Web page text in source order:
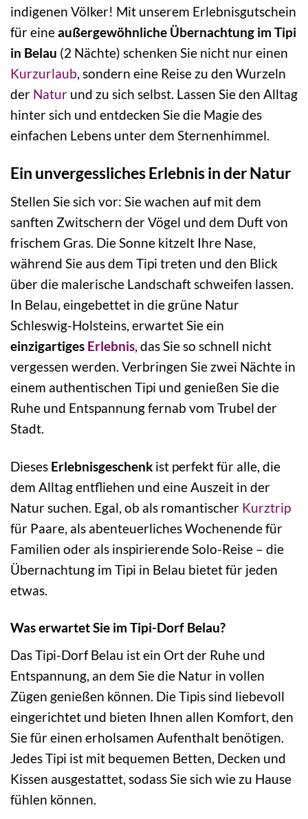
indigenen Völker! Mit unserem Erlebnisgutschein
für eineaußergewöhnliche Übernachtung im Tipi
in Belau (2 Nächte) schenken Sie nicht nur einen
Kurzurlaub, sondern eine Reise zu den Wurzeln
der Natur und zu sich selbst. Lassen Sie den Alltag
hinter sich und entdecken Sie die Magie des
einfachen Lebens unter dem Sternenhimmel.
Ein unvergessliches Erlebnis in der Natur
Stellen Sie sich vor: Sie wachen auf mit dem
sanften Zwitschern der Vögel und dem Duft von
frischem Gras. Die Sonne kitzelt Ihre Nase,
während Sie aus dem Tipi treten und den Blick
über die malerische Landschaft schweifen lassen.
In Belau, eingebettet in die grüne Natur
Schleswig-Holsteins, erwartet Sie ein
einzigartiges Erlebnis , das Sie so schnell nicht
vergessen werden. Verbringen Sie zwei Nächte in
einem authentischen Tipi und genießen Sie die
Ruhe und Entspannung fernab vom Trubel der
Stadt.
Dieses Erlebnisgeschenk ist perfekt für alle, die
dem Alltag entfliehen und eine Auszeit in der
Natur suchen. Egal, ob als romantischer Kurztrip
für Paare, als abenteuerliches Wochenende für
Familien oder als inspirierende Solo-Reise – die
Übernachtung im Tipi in Belau bietet für jeden
etwas.
Was erwartet Sie im Tipi-Dorf Belau?
Das Tipi-Dorf Belau ist ein Ort der Ruhe und
Entspannung, an dem Sie die Natur in vollen
Zügen genießen können. Die Tipis sind liebevoll
eingerichtet und bieten Ihnen allen Komfort, den
Sie für einen erholsamen Aufenthalt benötigen.
Jedes Tipi ist mit bequemen Betten, Decken und
Kissen ausgestattet, sodass Sie sich wie zu Hause
fühlen können.